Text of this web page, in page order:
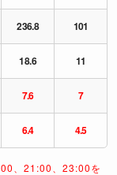
236.8 101
18.6 11
7.6 7
6.4 4.5
、21:00、23:00を